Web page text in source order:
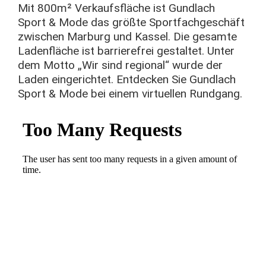
Mit 800m² Verkaufsfläche ist Gundlach
Sport & Mode das größte Sportfachgeschäft
zwischen Marburg und Kassel. Die gesamte
Ladenfläche ist barrierefrei gestaltet. Unter
dem Motto „Wir sind regional“ wurde der
Laden eingerichtet. Entdecken Sie Gundlach
Sport & Mode bei einem virtuellen Rundgang.